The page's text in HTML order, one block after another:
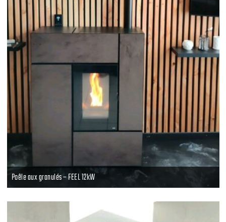
Poêle aux granulés – FEEL 12kW